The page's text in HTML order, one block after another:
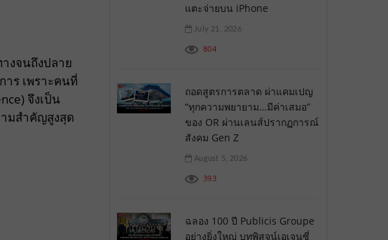
งจนถึงปลาย
ร เพราะคนที่
จึงเป็น
มสำคัญสูงสุด
แตะจ่ายบน iPhone
July 21, 2026
804
ถอดสูตรการตลาด ผ่าแคมเปญ
“ทุกความพยายาม…มีค่าเสมอ”
ของ OR ผ่านเลนส์ปรากฏการณ์
สังคม Gen Z
August 5, 2026
393
ฉลอง 100 ปี Publicis Groupe
อย่างยิ่งใหญ่ บทพิสูจน์เอเจนซี่